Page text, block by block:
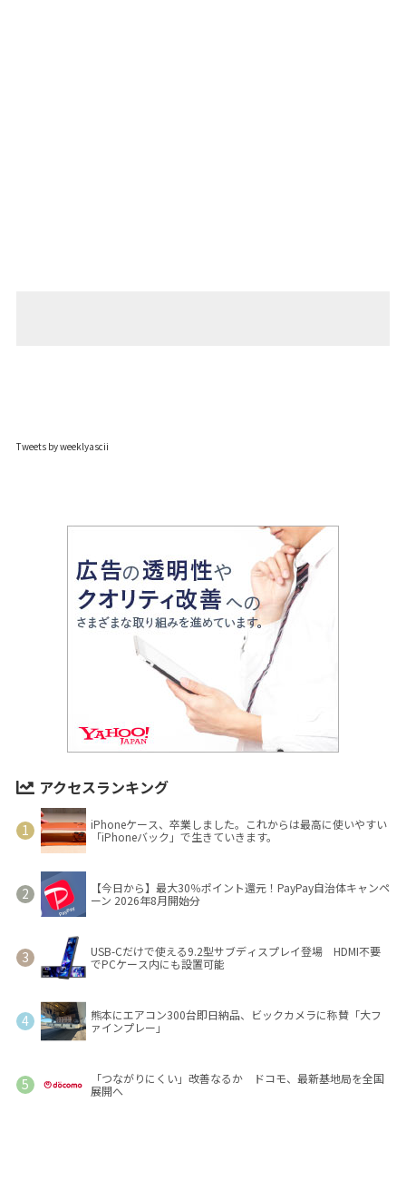
Tweets by weeklyascii
アクセスランキング
iPhoneケース、卒業しました。これからは最高に使いやすい
「iPhoneバック」で生きていきます。
【今日から】最大30％ポイント還元！PayPay自治体キャンペ
ーン 2026年8月開始分
USB-Cだけで使える9.2型サブディスプレイ登場 HDMI不要
でPCケース内にも設置可能
熊本にエアコン300台即日納品、ビックカメラに称賛「大フ
ァインプレー」
「つながりにくい」改善なるか ドコモ、最新基地局を全国
展開へ